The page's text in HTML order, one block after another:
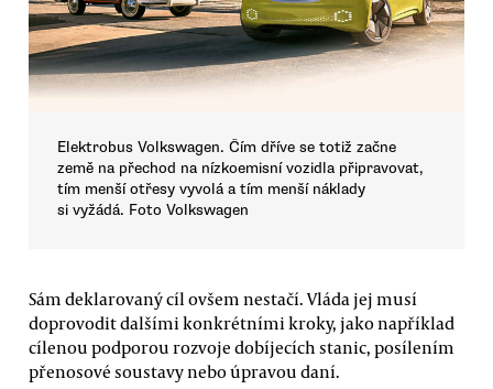
Elektrobus Volkswagen. Čím dříve se totiž začne
země na přechod na nízkoemisní vozidla připravovat,
tím menší otřesy vyvolá a tím menší náklady
si vyžádá. Foto Volkswagen
Sám deklarovaný cíl ovšem nestačí. Vláda jej musí
doprovodit dalšími konkrétními kroky, jako například
cílenou podporou rozvoje dobíjecích stanic, posílením
přenosové soustavy nebo úpravou daní.